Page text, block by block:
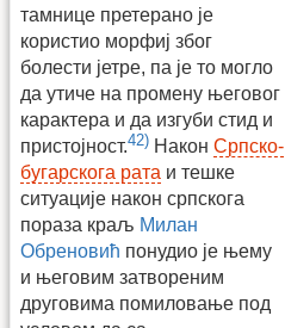
тамнице претерано је
користио морфиј због
болести јетре, па је то могло
да утиче на промену његовог
карактера и да изгуби стид и
пристојност.42) Након Српско-
бугарскога рата и тешке
ситуације након српскога
пораза краљ Милан
Обреновић понудио је њему
и његовим затвореним
друговима помиловање под